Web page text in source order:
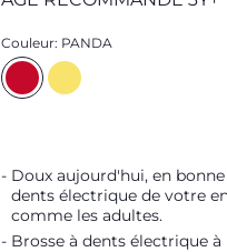
Couleur: PANDA
Doux aujourd'hui, en
dents électrique de votre
comme les adultes.
Brosse à dents électrique